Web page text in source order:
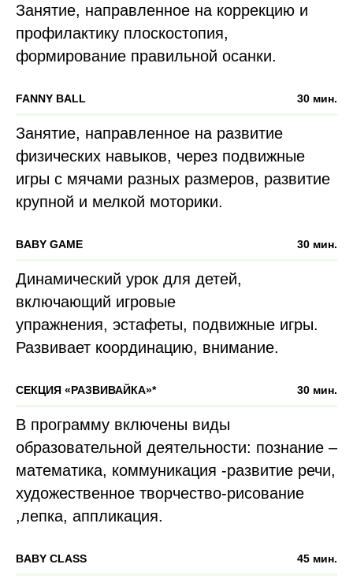
Занятие, направленное на коррекцию и
профилактику плоскостопия,
формирование правильной осанки.
FANNY BALL 30 мин.
Занятие, направленное на развитие
физических навыков, через подвижные
игры с мячами разных размеров, развитие
крупной и мелкой моторики.
BABY GAME 30 мин.
Динамический урок для детей,
включающий игровые
упражнения, эстафеты, подвижные игры.
Развивает координацию, внимание.
СЕКЦИЯ «РАЗВИВАЙКА»* 30 мин.
В программу включены виды
образовательной деятельности: познание –
математика, коммуникация -развитие речи,
художественное творчество-рисование
,лепка, аппликация.
BABY CLASS 45 мин.